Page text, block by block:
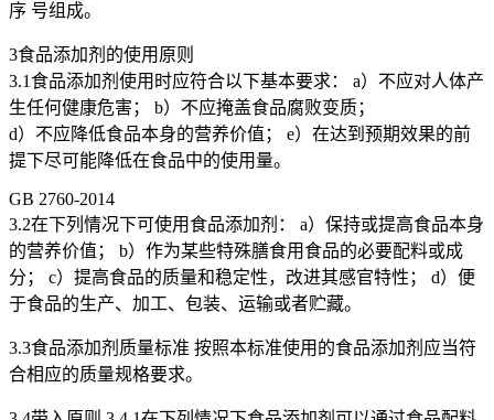
序 号组成。
3食品添加剂的使用原则
3.1食品添加剂使用时应符合以下基本要求： a）不应对人体产
生任何健康危害； b）不应掩盖食品腐败变质；
d）不应降低食品本身的营养价值； e）在达到预期效果的前
提下尽可能降低在食品中的使用量。
GB 2760-2014
3.2在下列情况下可使用食品添加剂： a）保持或提高食品本身
的营养价值； b）作为某些特殊膳食用食品的必要配料或成
分； c）提高食品的质量和稳定性，改进其感官特性； d）便
于食品的生产、加工、包装、运输或者贮藏。
3.3食品添加剂质量标准 按照本标准使用的食品添加剂应当符
合相应的质量规格要求。